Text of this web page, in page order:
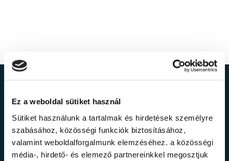
Ez a weboldal sütiket használ
Sütiket használunk a tartalmak és hirdetések személyre
szabásához, közösségi funkciók biztosításához,
valamint weboldalforgalmunk elemzéséhez. a közösségi
média-, hirdető- és elemező partnereinkkel megosztjuk
Ne maradj le a
legfrissebb
információkról!